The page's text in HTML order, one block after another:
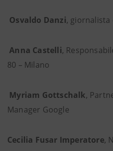
Osvaldo Danzi, giornalista
Anna Castelli,
80 – Milano
Myriam Gottschalk,
Manager Google
Cecilia Fusar Imperatore,